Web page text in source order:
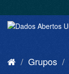
Grupos